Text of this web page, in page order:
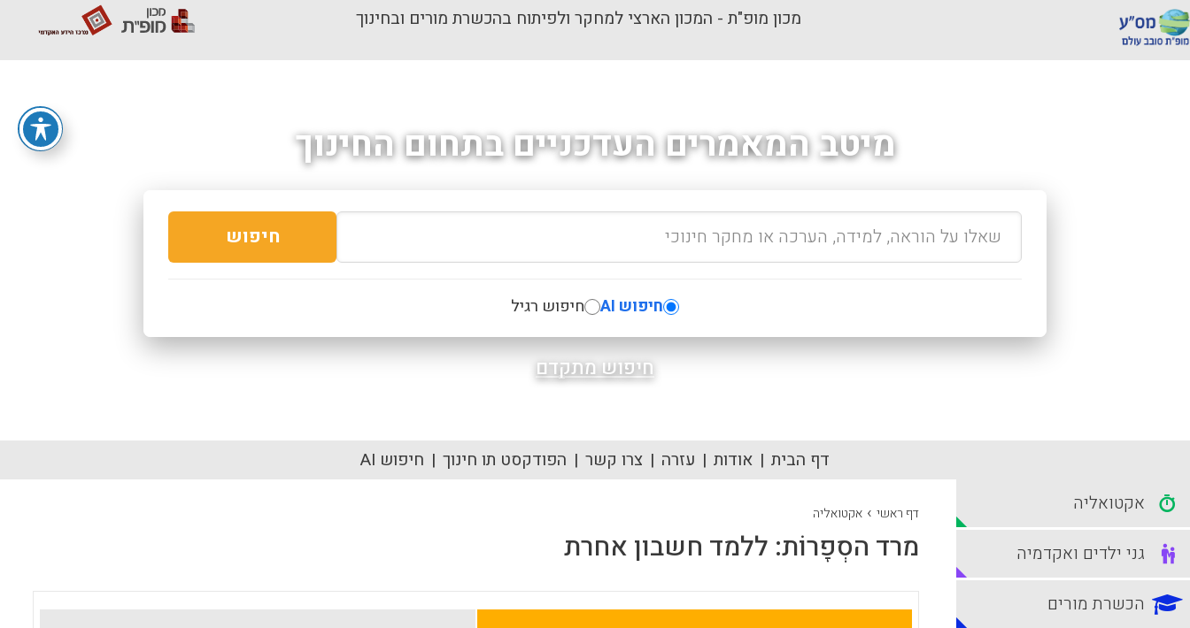
מכון מופ"ת - המכון הארצי למחקר ולפיתוח בהכשרת מורים ובחינוך
מיטב המאמרים העדכניים בתחום החינוך
חיפוש
חיפוש AI חיפוש רגיל
חיפוש מתקדם
דף הבית אודות עזרה צרו קשר הפודקסט תו חינוך חיפוש AI
דף ראשי › אקטואליה
מרד הסְפָרוֹת: ללמד חשבון אחרת
אקטואליה
גני ילדים ואקדמיה
הכשרת מורים